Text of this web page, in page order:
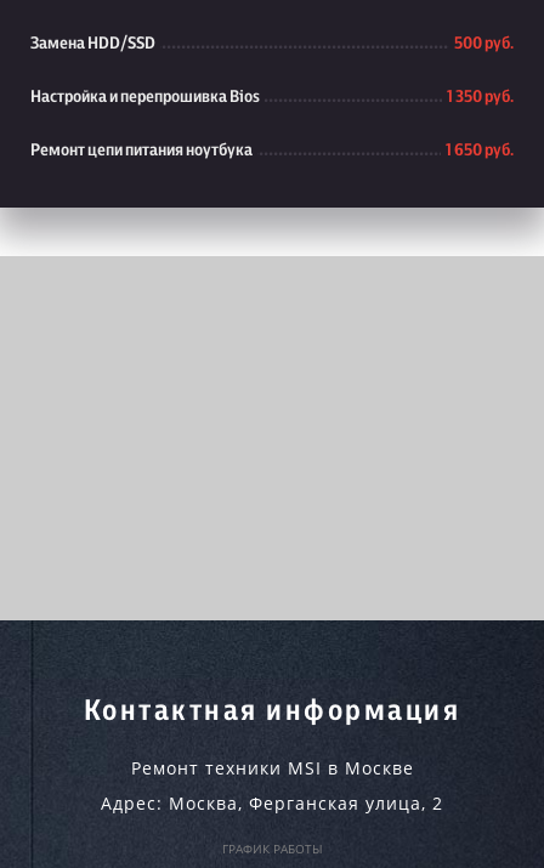
Замена HDD/SSD 500 руб.
Настройка и перепрошивка Bios 1 350 руб.
Ремонт цепи питания ноутбука 1 650 руб.
Контактная информация
Ремонт техники MSI в Москве
Адрес: Москва, Ферганская улица, 2
ГРАФИК РАБОТЫ